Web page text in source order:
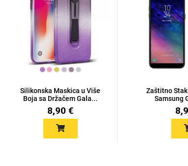
Silikonska Maskica u Više
Boja sa Držačem Gala...
8,90 €
Zaštitno
Samsung
Dječji motivi
Za nju